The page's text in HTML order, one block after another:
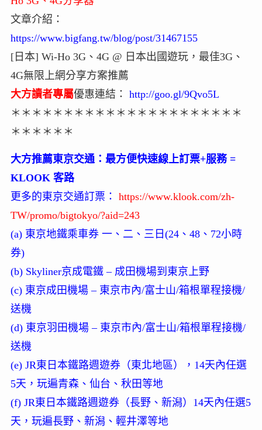
文章介紹：
https://www.bigfang.tw/blog/post/31467155
[日本] Wi-Ho 3G、4G @ 日本出國遊玩，最佳3G、
4G無限上網分享方案推薦
大方讀者專屬優惠連結： http://goo.gl/9Qvo5L
＊＊＊＊＊＊＊＊＊＊＊＊＊＊＊＊＊＊＊＊＊＊
＊＊＊＊＊＊
大方推薦東京交通：最方便快速線上訂票+服務 =
KLOOK 客路
更多的東京交通訂票： https://www.klook.com/zh-
TW/promo/bigtokyo/?aid=243
(a) 東京地鐵乘車券 一、二、三日(24、48、72小時
券)
(b) Skyliner京成電鐵 – 成田機場到東京上野
(c) 東京成田機場 – 東京市內/富士山/箱根單程接機/
送機
(d) 東京羽田機場 – 東京市內/富士山/箱根單程接機/
送機
(e) JR東日本鐵路週遊券（東北地區），14天內任選
5天，玩遍青森、仙台、秋田等地
(f) JR東日本鐵路週遊券（長野、新潟）14天內任選5
天，玩遍長野、新潟、輕井澤等地